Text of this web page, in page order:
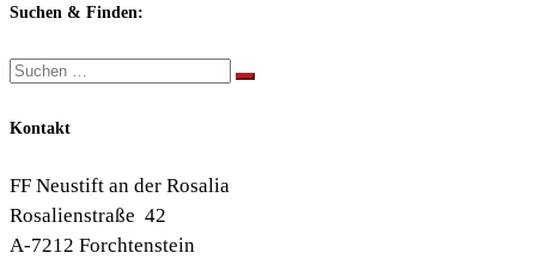
Themen:
Suchen & Finden:
Suche
Suchen …
Kontakt
FF Neustift an der Rosalia
Rosalienstraße 42
A-7212 Forchtenstein